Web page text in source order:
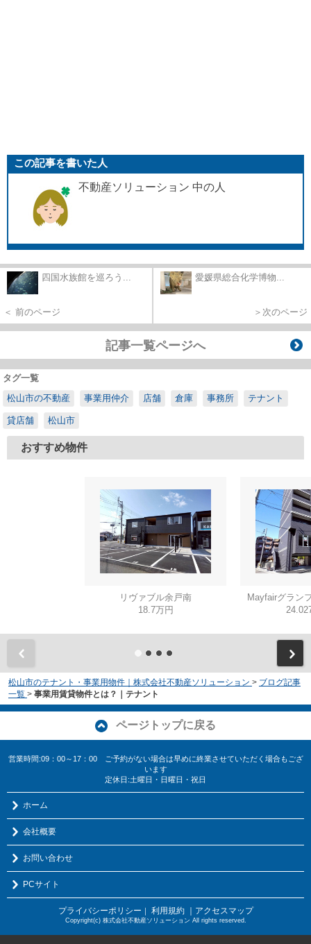
この記事を書いた人
不動産ソリューション 中の人
四国水族館を巡ろう...
＜ 前のページ
愛媛県総合化学博物...
＞次のページ
記事一覧ページへ
タグ一覧
松山市の不動産
事業用仲介 店舗 倉庫 事務所 テナント
貸店舗 松山市
おすすめ物件
リヴァブル余戸南
18.7万円
Mayfairグラン
松山市のテナント・事業用物件｜株式会社不動産ソリューション > ブログ記事
一覧 > 事業用賃貸物件とは？｜テナント
ページトップに戻る
営業時間:09：00～17：00 ご予約がない場合は早めに終業させていただく場合もござ
います
定休日:土曜日・日曜日・祝日
ホーム
会社概要
お問い合わせ
PCサイト
プライバシーポリシー ｜ 利用規約 ｜アクセスマップ
Copyright(c) 株式会社不動産ソリューション All rights reserved.